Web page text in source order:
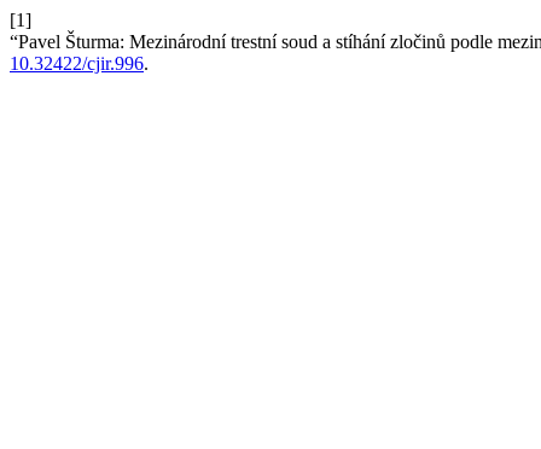
[1]
“Pavel Šturma: Mezinárodní trestní soud a stíhání zločinů podle
10.32422/cjir.996.